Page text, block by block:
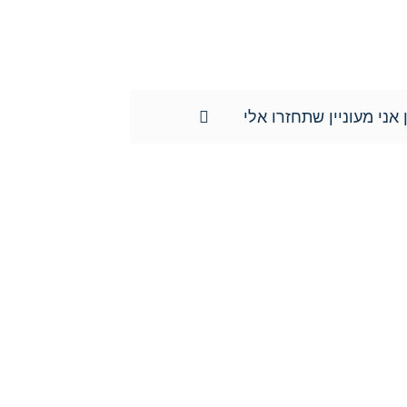
אני מעוניין שתחזרו אלי